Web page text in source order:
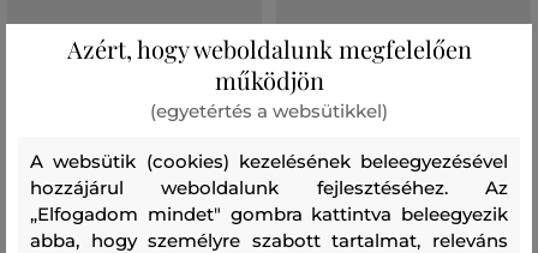
AKCIÓ -50%
MOKASZIN ALDO JOURNEY
47 990 Ft
23 990 Ft
Elérhető méretek:
42,5, 43, 43,5, 45
FÉLCIPŐ ALDO CALLAHAN
51 990 Ft
Elérhető méretek:
41, 42 , 43
Azért, hogy weboldalunk megfelelően
működjön
(egyetértés a websütikkel)
A websütik (cookies) kezelésének beleegyezésével
hozzájárul weboldalunk fejlesztéséhez. Az
„Elfogadom mindet" gombra kattintva beleegyezik
abba, hogy személyre szabott tartalmat, releváns